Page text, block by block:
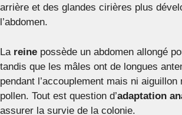
arrière et des glandes cirières plus
l’abdomen.
La reine possède un abdomen allongé
tandis que les mâles ont de longues
pendant l’accouplement mais ni aiguillon
pollen. Tout est question d’adaptation
assurer la survie de la colonie.